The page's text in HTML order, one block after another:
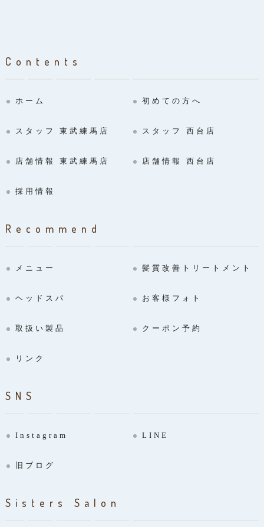
Contents
ホーム 初めての方へ
スタッフ 東武練馬店 スタッフ 西台店
店舗情報 東武練馬店 店舗情報 西台店
採用情報
Recommend
メニュー 髪質改善トリートメント
ヘッドスパ お客様フォト
取扱い製品 クーポン予約
リンク
SNS
Instagram LINE
旧ブログ
Sisters Salon